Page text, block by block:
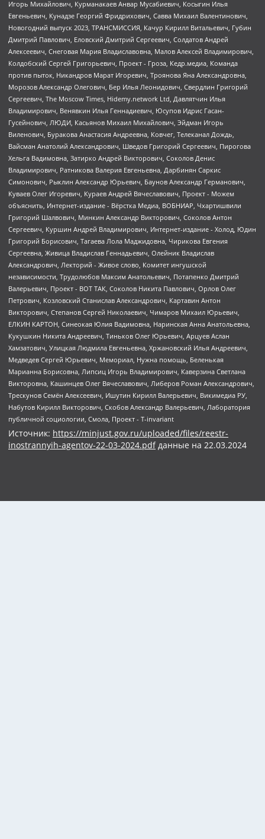
Источник: https://minjust.gov.ru/uploaded/files/reestr-
inostrannyih-agentov-22-03-2024.pdfданные на 22.03.2024